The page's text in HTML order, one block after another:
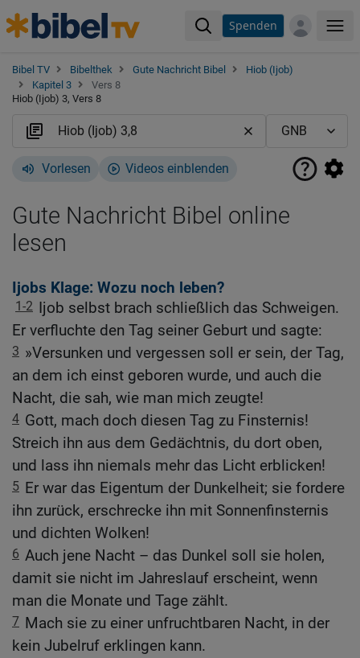
Spenden
Bibel TV Bibelthek Gute Nachricht Bibel
Hiob (Ijob)
Kapitel 3
Vers 8
Hiob (Ijob) 3, Vers 8
Vorlesen Videos einblenden
Gute Nachricht Bibel online
lesen
Ijobs Klage: Wozu noch leben?
1-2 Ijob selbst brach schließlich das Schweigen.
Er verfluchte den Tag seiner Geburt und sagte:
3 »Versunken und vergessen soll er sein, der Tag,
an dem ich einst geboren wurde, und auch die
Nacht, die sah, wie man mich zeugte!
4 Gott, mach doch diesen Tag zu Finsternis!
Streich ihn aus dem Gedächtnis, du dort oben,
und lass ihn niemals mehr das Licht erblicken!
5 Er war das Eigentum der Dunkelheit; sie fordere
ihn zurück, erschrecke ihn mit Sonnenfinsternis
und dichten Wolken!
6 Auch jene Nacht – das Dunkel soll sie holen,
damit sie nicht im Jahreslauf erscheint, wenn
man die Monate und Tage zählt.
7 Mach sie zu einer unfruchtbaren Nacht, in der
kein Jubelruf erklingen kann.